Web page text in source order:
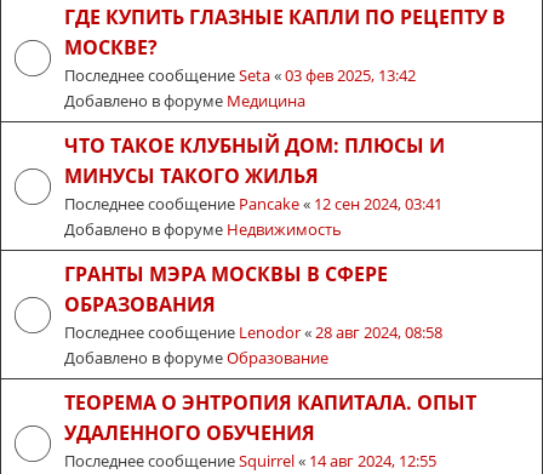
ГДЕ КУПИТЬ ГЛАЗНЫЕ КАПЛИ ПО РЕЦЕПТУ В
МОСКВЕ?
Последнее сообщениеSeta«03 фев 2025, 13:42
Добавлено в форуме Медицина
ЧТО ТАКОЕ КЛУБНЫЙ ДОМ: ПЛЮСЫ И
МИНУСЫ ТАКОГО ЖИЛЬЯ
Последнее сообщение Pancake« 12 сен 2024, 03:41
Добавлено в форуме Недвижимость
ГРАНТЫ МЭРА МОСКВЫ В СФЕРЕ
ОБРАЗОВАНИЯ
Последнее сообщение Lenodor«28 авг 2024, 08:58
Добавлено в форумеОбразование
ТЕОРЕМА О ЭНТРОПИЯ КАПИТАЛА. ОПЫТ
УДАЛЕННОГО ОБУЧЕНИЯ
Последнее сообщениеSquirrel« 14 авг 2024, 12:55